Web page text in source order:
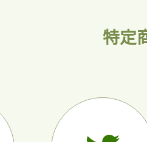
特定